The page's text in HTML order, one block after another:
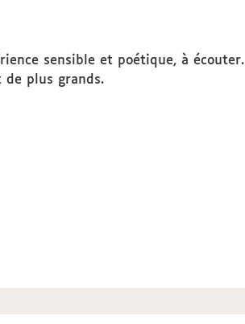
sensible et poétique, à écouter.
de plus grands.